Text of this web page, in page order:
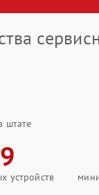
штате
устройств